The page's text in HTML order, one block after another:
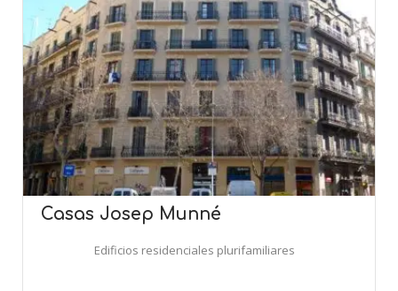
Casas Josep Munné
Edificios residenciales plurifamiliares